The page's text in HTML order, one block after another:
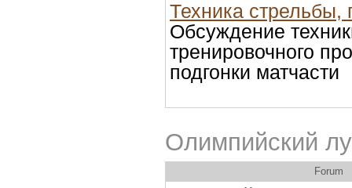
Техника стрельбы,
Обсуждение
тренировочного
подгонки матчасти
Олимпийский
Forum